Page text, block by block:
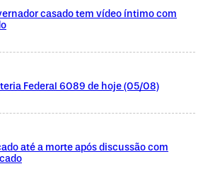
casado tem vídeo íntimo com
Federal 6089 de hoje (05/08)
até a morte após discussão com